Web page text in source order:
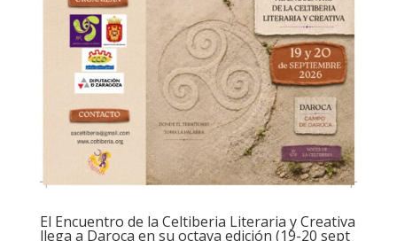
El Encuentro de la Celtiberia Literaria y Creativa
llega a Daroca en su octava edición (19-20 sept